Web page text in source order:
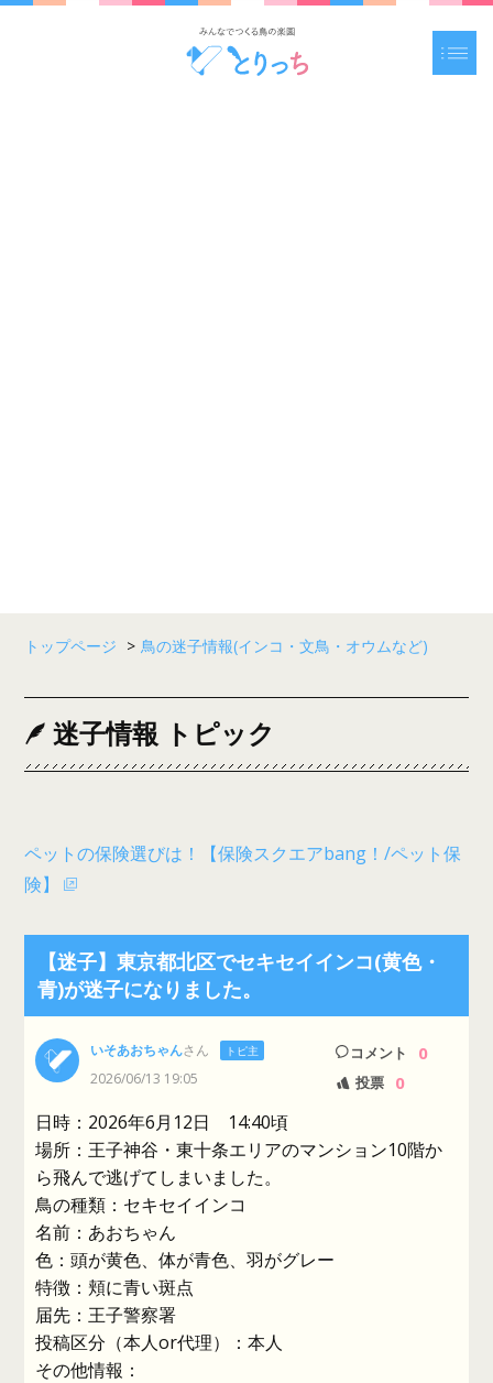
トップページ > 鳥の迷子情報(インコ・文鳥・オウムなど)
迷子情報 トピック
ペットの保険選びは！【保険スクエアbang！/ペット保
険】
【迷子】東京都北区でセキセイインコ(黄色・
青)が迷子になりました。
いそあおちゃんさん トピ主
2026/06/13 19:05
コメント 0
投票 0
日時：2026年6月12日 14:40頃
場所：王子神谷・東十条エリアのマンション10階か
ら飛んで逃げてしまいました。
鳥の種類：セキセイインコ
名前：あおちゃん
色：頭が黄色、体が青色、羽がグレー
特徴：頬に青い斑点
届先：王子警察署
投稿区分（本人or代理）：本人
その他情報：